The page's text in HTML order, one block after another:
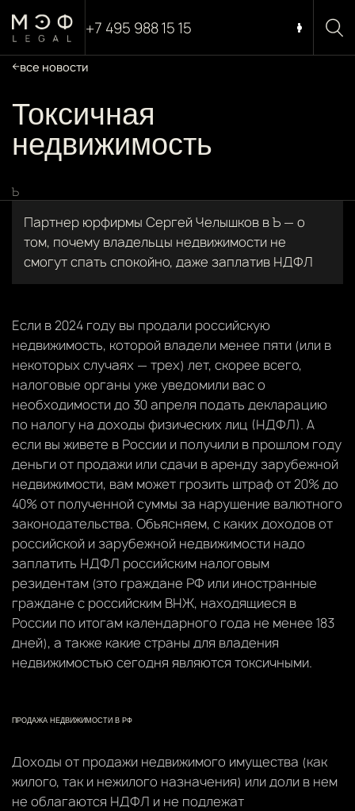
+7 495 988 15 15
все новости
Токсичная
недвижимость
Ъ
Партнер юрфирмы Сергей Челышков в Ъ — о
том, почему владельцы недвижимости не
смогут спать спокойно, даже заплатив НДФЛ
Если в 2024 году вы продали российскую
недвижимость, которой владели менее пяти (или в
некоторых случаях — трех) лет, скорее всего,
налоговые органы уже уведомили вас о
необходимости до 30 апреля подать декларацию
по налогу на доходы физических лиц (НДФЛ). А
если вы живете в России и получили в прошлом году
деньги от продажи или сдачи в аренду зарубежной
недвижимости, вам может грозить штраф от 20% до
40% от полученной суммы за нарушение валютного
законодательства. Объясняем, с каких доходов от
российской и зарубежной недвижимости надо
заплатить НДФЛ российским налоговым
резидентам (это граждане РФ или иностранные
граждане с российским ВНЖ, находящиеся в
России по итогам календарного года не менее 183
дней), а также какие страны для владения
недвижимостью сегодня являются токсичными.
ПРОДАЖА НЕДВИЖИМОСТИ В РФ
Доходы от продажи недвижимого имущества (как
жилого, так и нежилого назначения) или доли в нем
не облагаются НДФЛ и не подлежат